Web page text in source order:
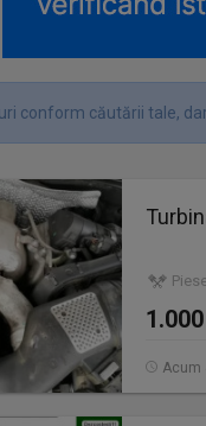
conform căutării tale,
Acum